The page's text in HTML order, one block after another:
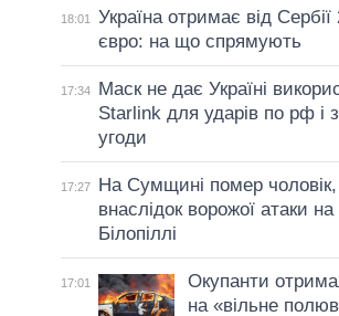
18:01
Україна отримає від
євро: на що спрямують
17:34
Маск не дає Україні
Starlink для ударів по рф і
угоди
17:27
На Сумщині помер
внаслідок ворожої атаки
Білопіллі
17:01
Окупанти
на «вільне